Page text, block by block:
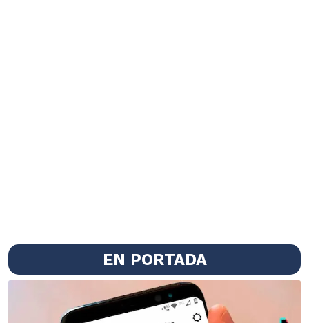
EN PORTADA